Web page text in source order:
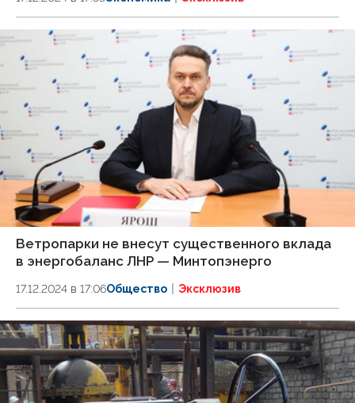
Ветропарки не внесут существенного вклада
в энергобаланс ЛНР — Минтопэнерго
17.12.2024 в 17:06Общество Эксклюзив